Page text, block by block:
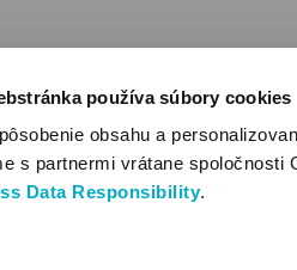
používa súbory cookies
obsahu a
s partnermi vrátane spoločnosti
Data Responsibility.